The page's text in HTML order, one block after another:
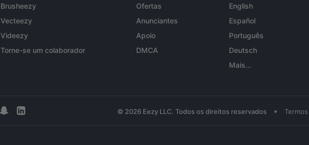
Brusheezy
Vecteezy
Videezy
Torne-se um colaborador
Ofertas
Anunciantes
Apoio
DMCA
English
Español
Português
Deutsch
Mais...
© 2026 Eezy LLC. Todos os direitos reservados •